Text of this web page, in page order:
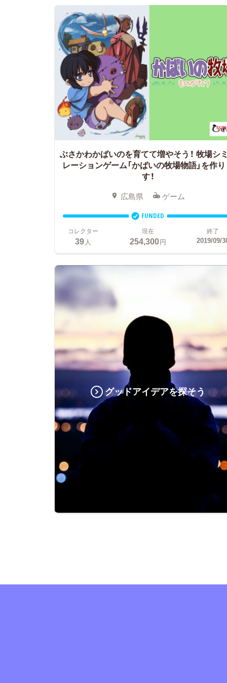
ぶさかわかばいのを育てて増やそう！ 牧場シ
レーションゲーム「かばいの牧場物語」を作
す！
広島県 ゲーム
FUNDED
コレクター
39人
現在
254,300円
終了
2019/09/
グッドアイデアを探そう